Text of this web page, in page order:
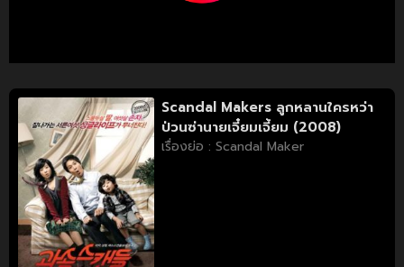
Scandal Makers ลูกหลานใครหว่า
ป่วนซ่านายเจี๋ยมเจี้ยม (2008)
เรื่องย่อ : Scandal Maker